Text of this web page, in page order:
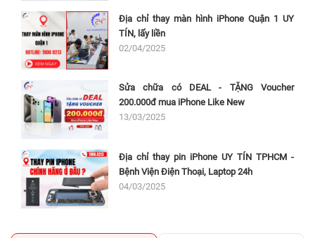
Địa chỉ thay màn hình iPhone Quận 1 UY
TÍN, lấy liền
02/04/2025
Sửa chữa có DEAL - TẶNG Voucher
200.000đ mua iPhone Like New
13/03/2025
Địa chỉ thay pin iPhone UY TÍN TPHCM -
Bệnh Viện Điện Thoại, Laptop 24h
04/03/2025